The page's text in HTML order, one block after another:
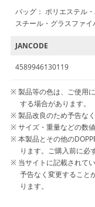
バッグ： ポリエステル
スチール・グラスファ
JANCODE
4589946130119
製品等の色は、ご使用
する場合があります。
製品改良のため予告な
サイズ・重量などの数
本製品とその他の
ります。ご購入前に必
当サイトに記載されて
予告なく変更すること
ります。